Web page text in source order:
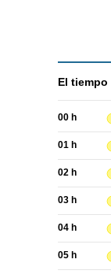
El tiempo
00 h
01 h
02 h
03 h
04 h
05 h